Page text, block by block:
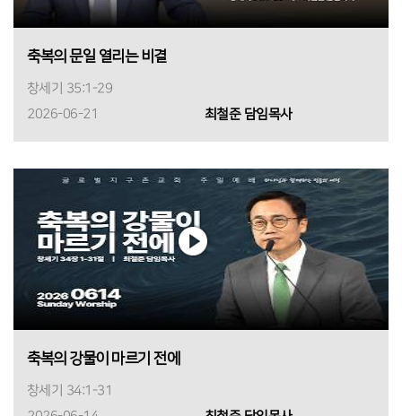
축복의 문일 열리는 비결
창세기 35:1-29
2026-06-21
최철준 담임목사
축복의 강물이 마르기 전에
창세기 34:1-31